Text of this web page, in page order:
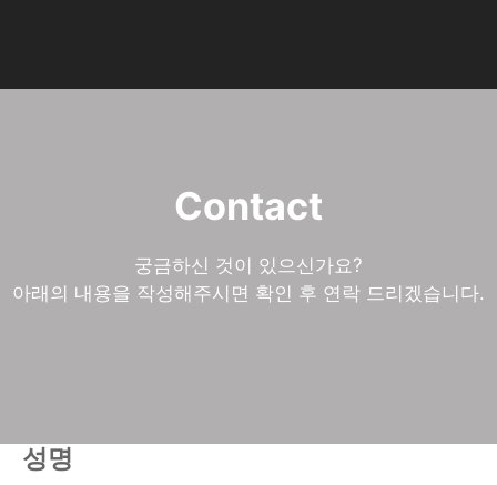
Contact
궁금하신 것이 있으신가요?
아래의 내용을 작성해주시면 확인 후 연락 드리겠습니다.
성명